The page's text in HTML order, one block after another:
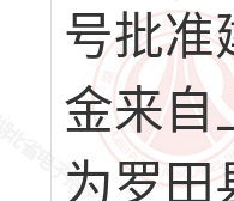
号批准
金来自
为罗田